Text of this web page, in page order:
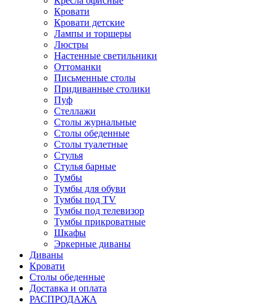
Кровати
Кровати детские
Лампы и торшеры
Люстры
Настенные светильники
Оттоманки
Письменные столы
Придиванные столики
Пуф
Стеллажи
Столы журнальные
Столы обеденные
Столы туалетные
Стулья
Стулья барные
Тумбы
Тумбы для обуви
Тумбы под TV
Тумбы под телевизор
Тумбы прикроватные
Шкафы
Эркерные диваны
Диваны
Кровати
Столы обеденные
Доставка и оплата
РАСПРОДАЖА